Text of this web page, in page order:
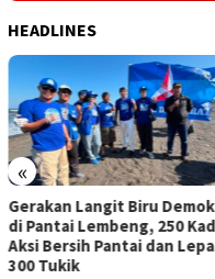
HEADLINES
«
Apresiasi Sinergi Pusat-
Daerah, Bupati Bangli Buka
Sosialisasi RUU Satu Data
Indonesia